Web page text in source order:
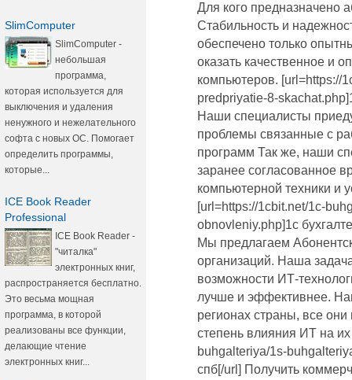
SlimComputer
SlimComputer -
небольшая
программа,
которая используется для
выключения и удаления
ненужного и нежелательного
софта с новых ОС. Помогает
определить программы,
которые...
ICE Book Reader
Professional
ICE Book Reader -
"читалка"
электронных книг,
распространяется бесплатно.
Это весьма мощная
программа, в которой
реализованы все функции,
делающие чтение
электронных книг...
Для кого предназначено
Стабильность и
обеспечено только
оказать качественное и
компьютеров. [url=https://
predpriyatie-8-
Наши специалисты
проблемы связанные с
программ Так же, наши
заранее согласованное
компьютерной техники и
[url=https://1cbit.net/1c-
obnovleniy.php]1с
Мы предлагаем
организаций. Наша
возможности ИТ-
лучше и эффективнее.
регионах страны, все
степень влияния ИТ на
buhgalteriya/1s-
спб[/url] Получить